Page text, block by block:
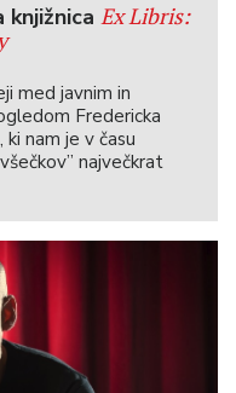
knjižnica Ex Libris:
med javnim in
Fredericka
nam je v času
največkrat